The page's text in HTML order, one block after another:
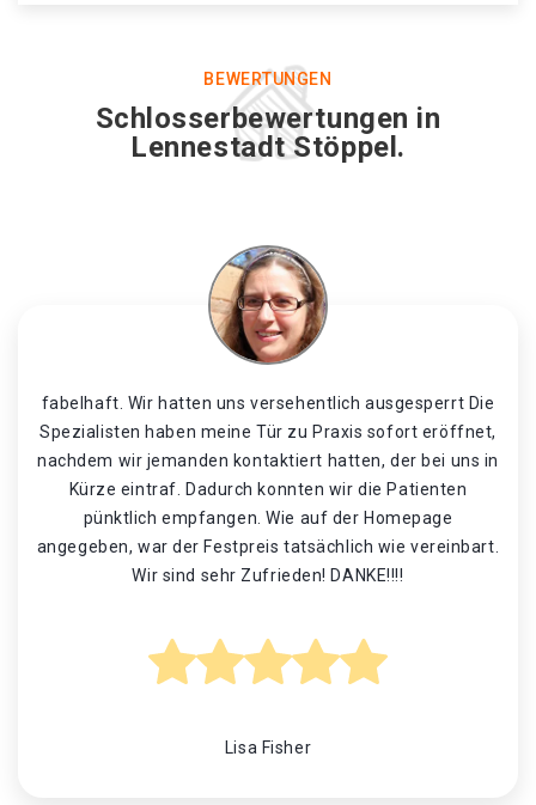
BEWERTUNGEN
Schlosserbewertungen in
Lennestadt Stöppel.
fabelhaft. Wir hatten uns versehentlich ausgesperrt Die
Spezialisten haben meine Tür zu Praxis sofort eröffnet,
nachdem wir jemanden kontaktiert hatten, der bei uns in
Kürze eintraf. Dadurch konnten wir die Patienten
pünktlich empfangen. Wie auf der Homepage
angegeben, war der Festpreis tatsächlich wie vereinbart.
Wir sind sehr Zufrieden! DANKE!!!!
Lisa Fisher